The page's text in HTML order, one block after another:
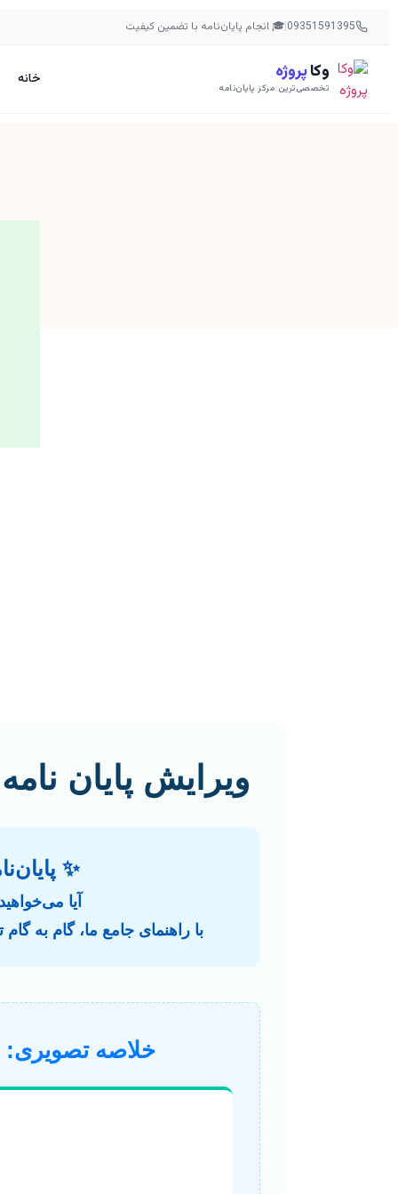
09351591395
|🎓 انجام پایان‌نامه با تضمین کیفیت
وکاپروژه
تخصصی‌ترین مرکز پایان‌نامه خانه
ویرایش پایان
✨
آیا
با راهنمای جامع ما، گام به
خلاصه تصویری: